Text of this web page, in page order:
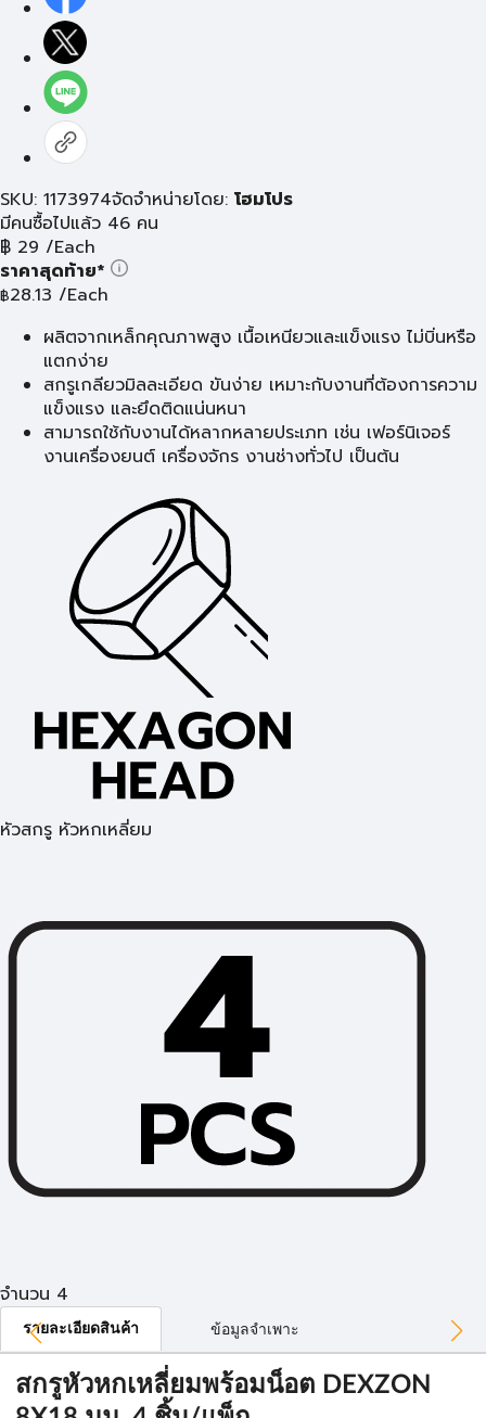
SKU: 1173974จัดจำหน่ายโดย: โฮมโปร
มีคนซื้อไปแล้ว 46 คน
฿ 29 /Each
ราคาสุดท้าย*
฿28.13 /Each
ผลิตจากเหล็กคุณภาพสูง เนื้อเหนียวและแข็งแรง ไม่บิ่นหรือ
แตกง่าย
สกรูเกลียวมิลละเอียด ขันง่าย เหมาะกับงานที่ต้องการความ
แข็งแรง และยึดติดแน่นหนา
สามารถใช้กับงานได้หลากหลายประเภท เช่น เฟอร์นิเจอร์
งานเครื่องยนต์ เครื่องจักร งานช่างทั่วไป เป็นต้น
หัวสกรู หัวหกเหลี่ยม
จำนวน 4
รายละเอียดสินค้า ข้อมูลจำเพาะ
สกรูหัวหกเหลี่ยมพร้อมน็อต DEXZON